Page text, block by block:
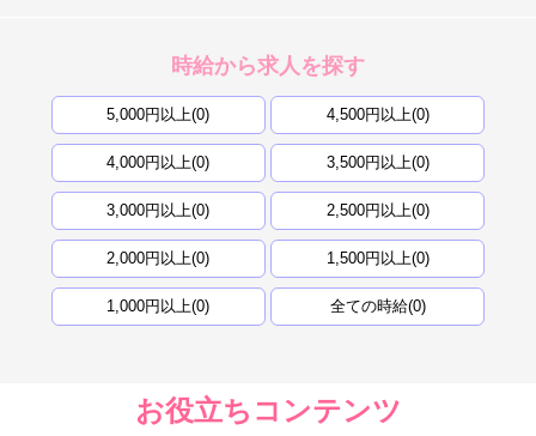
時給から求人を探す
5,000円以上(0) 4,500円以上(0)
4,000円以上(0) 3,500円以上(0)
3,000円以上(0) 2,500円以上(0)
2,000円以上(0) 1,500円以上(0)
1,000円以上(0) 全ての時給(0)
お役立ちコンテンツ